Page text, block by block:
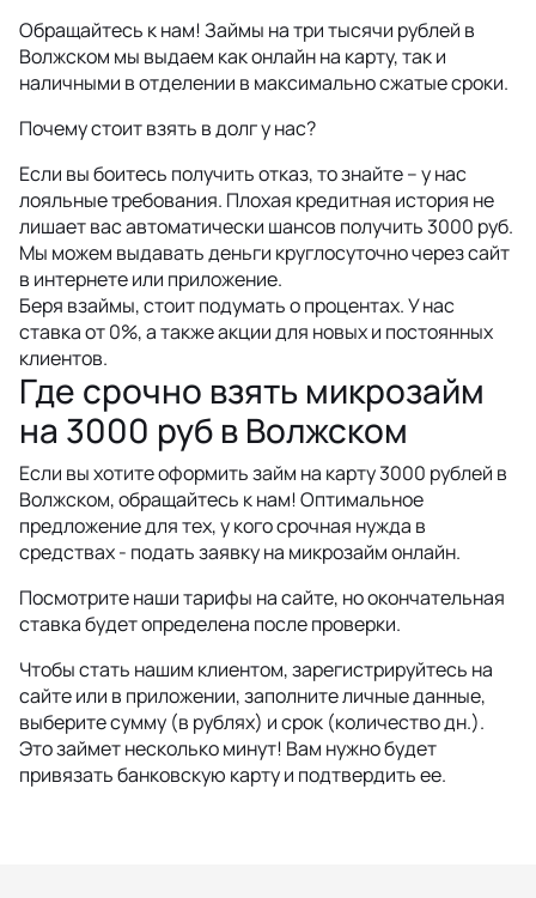
Обращайтесь к нам! Займы на три тысячи рублей в
Волжском мы выдаем как онлайн на карту, так и
наличными в отделении в максимально сжатые сроки.
Почему стоит взять в долг у нас?
Если вы боитесь получить отказ, то знайте – у нас
лояльные требования. Плохая кредитная история не
лишает вас автоматически шансов получить 3000 руб.
Мы можем выдавать деньги круглосуточно через сайт
в интернете или приложение.
Беря взаймы, стоит подумать о процентах. У нас
ставка от 0%, а также акции для новых и постоянных
клиентов.
Где срочно взять микрозайм
на 3000 руб в Волжском
Если вы хотите оформить займ на карту 3000 рублей в
Волжском, обращайтесь к нам! Оптимальное
предложение для тех, у кого срочная нужда в
средствах - подать заявку на микрозайм онлайн.
Посмотрите наши тарифы на сайте, но окончательная
ставка будет определена после проверки.
Чтобы стать нашим клиентом, зарегистрируйтесь на
сайте или в приложении, заполните личные данные,
выберите сумму (в рублях) и срок (количество дн.).
Это займет несколько минут! Вам нужно будет
привязать банковскую карту и подтвердить ее.